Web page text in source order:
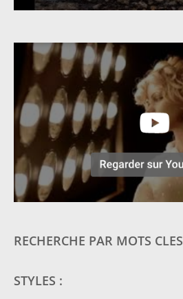
RECHERCHE PAR MOTS CLES
STYLES :